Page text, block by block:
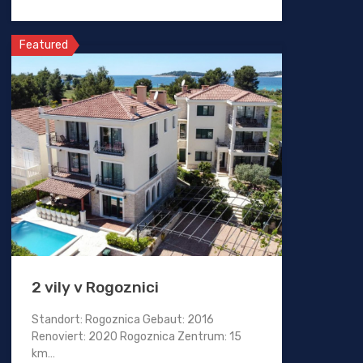
Featured
2 vily v Rogoznici
Standort: Rogoznica Gebaut: 2016
Renoviert: 2020 Rogoznica Zentrum: 15
km…